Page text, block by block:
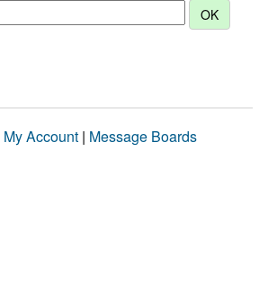
My Account | Message Boards